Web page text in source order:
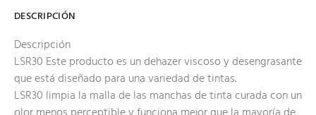
DESCRIPCIÓN
Descripción
LSR30 Este producto es un dehazer viscoso y desengrasante
que está diseñado para una variedad de tintas.
LSR30 limpia la malla de las manchas de tinta curada con un